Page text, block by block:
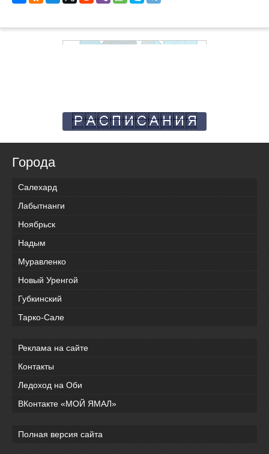
Города
Салехард
Лабытнанги
Ноябрьск
Надым
Муравленко
Новый Уренгой
Губкинский
Тарко-Сале
Реклама на сайте
Контакты
Ледоход на Оби
ВКонтакте «МОЙ ЯМАЛ»
Полная версия сайта